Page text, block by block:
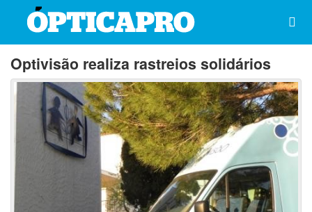
Optivisão realiza rastreios solidários